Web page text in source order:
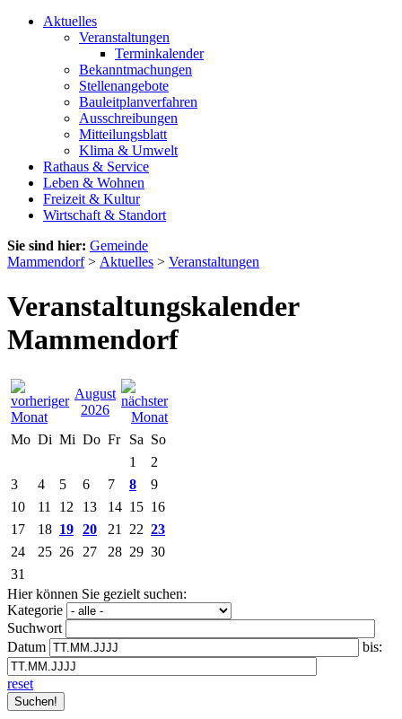
Aktuelles
Veranstaltungen
Terminkalender
Bekanntmachungen
Stellenangebote
Bauleitplanverfahren
Ausschreibungen
Mitteilungsblatt
Klima & Umwelt
Rathaus & Service
Leben & Wohnen
Freizeit & Kultur
Wirtschaft & Standort
Sie sind hier: Gemeinde
Mammendorf> Aktuelles > Veranstaltungen
Veranstaltungskalender
Mammendorf
August
2026
Mo Di Mi Do Fr Sa So
1
2
3
4 5 6 7 8
9
10
11 12 13 14 15 16
17
18 19 20 21 22 23
24
25 26 27 28 29 30
31
Hier können Sie gezielt suchen:
Kategorie
Suchwort
Datum
bis:
reset